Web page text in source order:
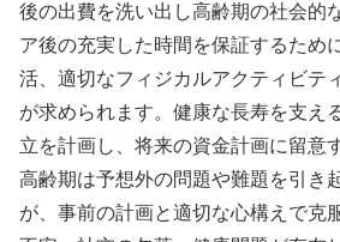
後の出費を洗い出し高齢期の社会的
ア後の充実した時間を保証するため
活、適切なフィジカルアクティビテ
が求められます。健康な長寿を支え
立を計画し、将来の資金計画に留意
高齢期は予想外の問題や難題を引き
が、事前の計画と適切な心構えで克